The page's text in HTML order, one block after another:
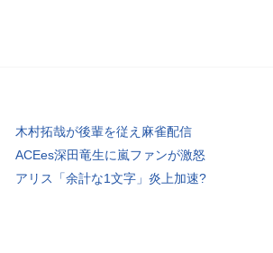
木村拓哉が後輩を従え麻雀配信
ACEes深田竜生に嵐ファンが激怒
アリス「余計な1文字」炎上加速?